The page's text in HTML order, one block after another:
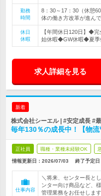
勤務
時間
8：30～17：30（休憩
体の働き方改革が進ん
休日
休暇
【年間休日120日】◆
始休暇◆GW休暇◆夏
求人詳細を見る
新着
株式会社シーエル | #安定成長 #
毎年130％の成長中！【物
正社員 職種・業種未経験OK
情報更新日：2026/07/03 終了予定日
仕事内容
＼将来、センター長と
ンター向け商品など、
管理業務をお任せします